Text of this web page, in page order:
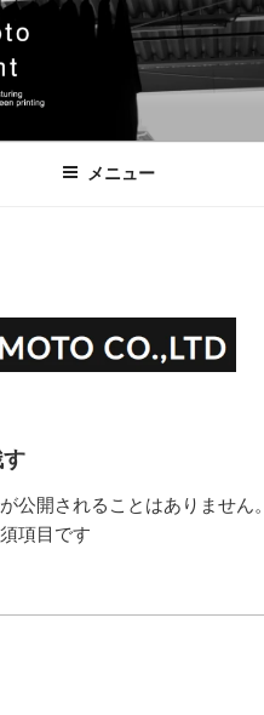
ト
プリント会社
メニュー
公開されることはありません。
項目です